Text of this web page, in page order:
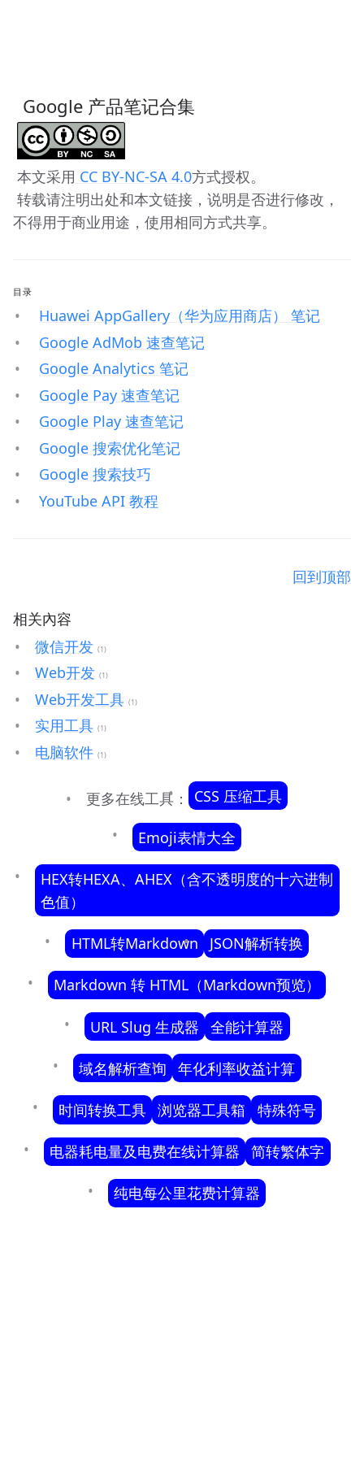
Google 产品笔记合集
本文采用 CC BY-NC-SA 4.0方式授权。
不得用于商业用途，使用相同方式共享。
目录
Huawei AppGallery（华为应用商店） 笔记
Google AdMob 速查笔记
Google Analytics 笔记
Google Pay 速查笔记
Google Play 速查笔记
Google 搜索优化笔记
Google 搜索技巧
YouTube API 教程
回到顶部
相关內容
微信开发 (1)
Web开发 (1)
Web开发工具 (1)
实用工具 (1)
电脑软件 (1)
更多在线工具： CSS 压缩工具
Emoji表情大全
HEX转HEXA、AHEX（含不透明度的十六进制
色值）
HTML转Markdown JSON解析转换
Markdown 转 HTML（Markdown预览）
URL Slug 生成器 全能计算器
域名解析查询 年化利率收益计算
时间转换工具 浏览器工具箱 特殊符号
电器耗电量及电费在线计算器 简转繁体字
纯电每公里花费计算器